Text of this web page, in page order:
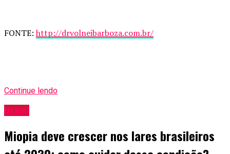
FONTE:http://drvolneibarboza.com.br/
Continue lendo
Brasil
Miopia deve crescer nos lares brasileiros